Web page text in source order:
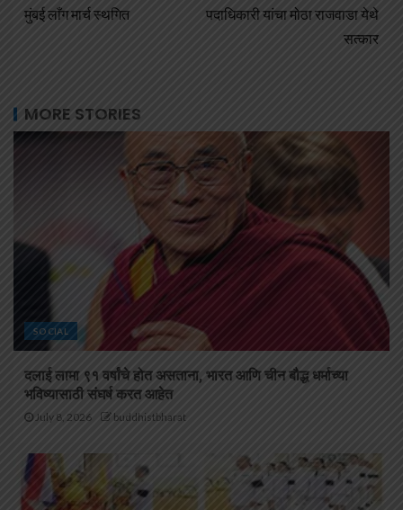
मुंबई लाँग मार्च स्थगित
पदाधिकारी यांचा मोठा राजवाडा येथे
सत्कार
MORE STORIES
SOCIAL
दलाई लामा ९१ वर्षांचे होत असताना, भारत आणि चीन बौद्ध धर्माच्या
भविष्यासाठी संघर्ष करत आहेत
July 8, 2026 buddhistbharat